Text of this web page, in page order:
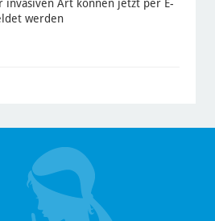
invasiven Art können jetzt per E-
werden